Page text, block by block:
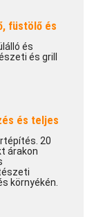
füstölő és
és
és grill
és teljes
20
árakon
környékén.